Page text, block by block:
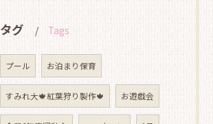
タグ Tags
プール お泊まり保育
すみれ大🍁紅葉狩り製作🍁 お遊戯会